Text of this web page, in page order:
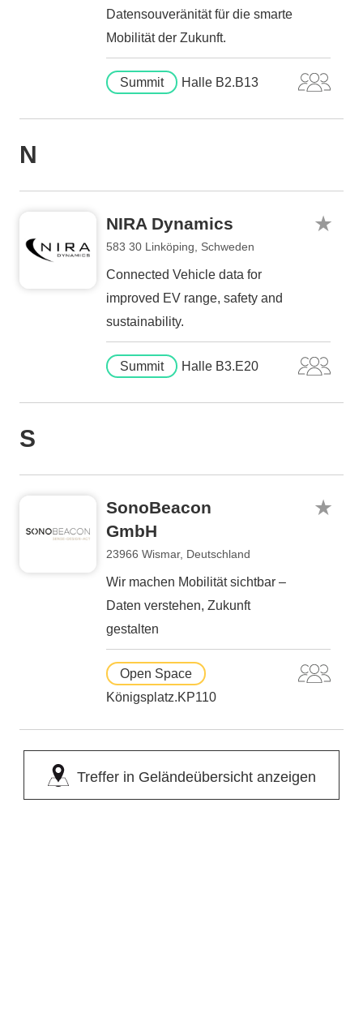
Datensouveränität für die smarte
Mobilität der Zukunft.
Summit Halle B2.B13
N
NIRA Dynamics
583 30 Linköping, Schweden
Connected Vehicle data for
improved EV range, safety and
sustainability.
Summit Halle B3.E20
S
SonoBeacon
GmbH
23966 Wismar, Deutschland
Wir machen Mobilität sichtbar –
Daten verstehen, Zukunft
gestalten
Open Space
Königsplatz.KP110
Treffer in Geländeübersicht anzeigen